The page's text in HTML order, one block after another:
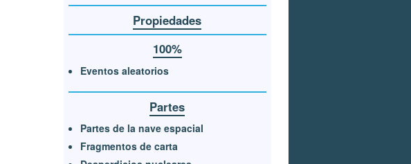
Propiedades
100%
Eventos aleatorios
Partes
Partes de la nave espacial
Fragmentos de carta